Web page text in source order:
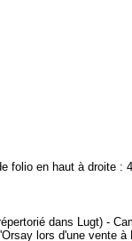
folio en haut à droite :
dans Lugt) -
lors d'une vente